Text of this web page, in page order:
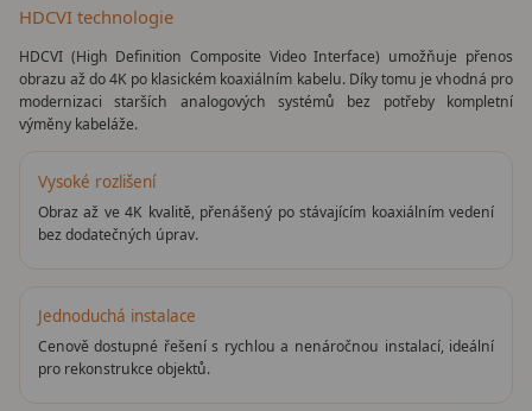
HDCVI technologie
HDCVI (High Definition Composite Video Interface) umožňuje přenos
obrazu až do 4K po klasickém koaxiálním kabelu. Díky tomu je vhodná pro
modernizaci starších analogových systémů bez potřeby kompletní
výměny kabeláže.
Vysoké rozlišení
Obraz až ve 4K kvalitě, přenášený po stávajícím koaxiálním vedení
bez dodatečných úprav.
Jednoduchá instalace
Cenově dostupné řešení s rychlou a nenáročnou instalací, ideální
pro rekonstrukce objektů.